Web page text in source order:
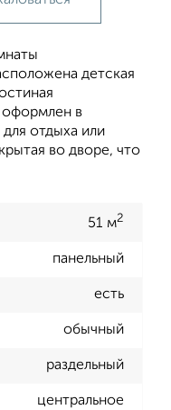
детская
оформлен в
отдыха или
во дворе, что
51 м2
панельный
есть
обычный
раздельный
центральное